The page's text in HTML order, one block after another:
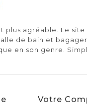
agréable. Le site
de bain et
en son genre.
Votre